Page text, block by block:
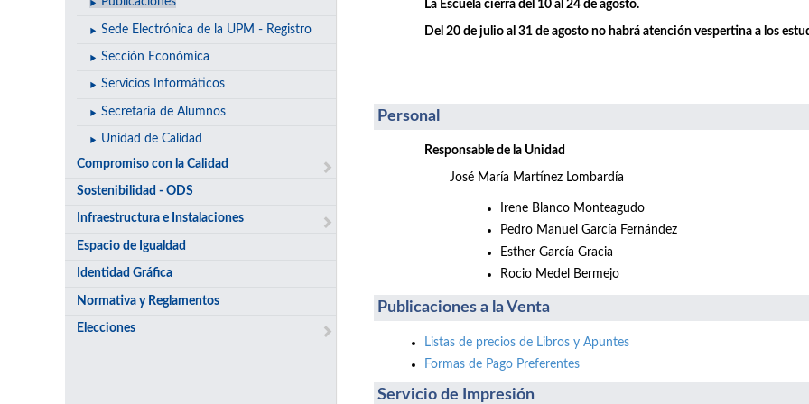
Sede Electrónica de la UPM - Registro
Sección Económica
Servicios Informáticos
Secretaría de Alumnos
Unidad de Calidad
Compromiso con la Calidad
Sostenibilidad - ODS
Infraestructura e Instalaciones
Espacio de Igualdad
Identidad Gráfica
Normativa y Reglamentos
Elecciones
La Escuela cierra del 10 al 24 de agosto.
Del 20 de julio al 31 de agosto no habrá atención vespertina a los
Personal
Responsable de la Unidad
José María Martínez Lombardía
Irene Blanco Monteagudo
Pedro Manuel García Fernández
Esther García Gracia
Rocio Medel Bermejo
Publicaciones a la Venta
Listas de precios de Libros y Apuntes
Formas de Pago Preferentes
Servicio de Impresión